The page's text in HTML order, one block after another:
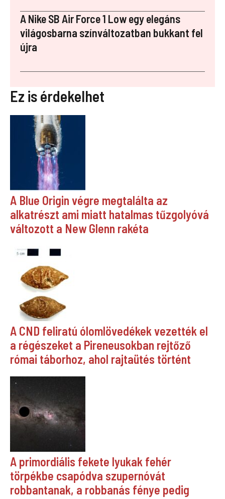
A Nike SB Air Force 1 Low egy elegáns
világosbarna színváltozatban bukkant fel
újra
Ez is érdekelhet
A Blue Origin végre megtalálta az
alkatrészt ami miatt hatalmas tűzgolyóvá
változott a New Glenn rakéta
A CND feliratú ólomlövedékek vezették el
a régészeket a Pireneusokban rejtőző
római táborhoz, ahol rajtaütés történt
A primordiális fekete lyukak fehér
törpékbe csapódva szupernóvát
robbantanak, a robbanás fénye pedig